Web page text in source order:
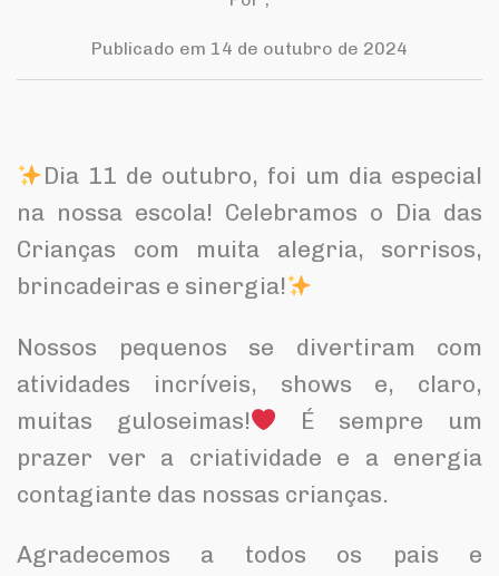
Publicado em 14 de outubro de 2024
Dia 11 de outubro, foi um dia especial
na nossa escola! Celebramos o Dia das
Crianças com muita alegria, sorrisos,
brincadeiras e sinergia!
Nossos pequenos se divertiram com
atividades incríveis, shows e, claro,
muitas guloseimas!
É sempre um
prazer ver a criatividade e a energia
contagiante das nossas crianças.
Agradecemos a todos os pais e